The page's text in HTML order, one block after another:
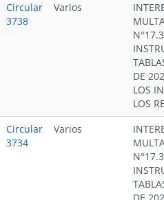
Circular
3738
Varios
DE
LOS
LOS
Circular
3734
Varios